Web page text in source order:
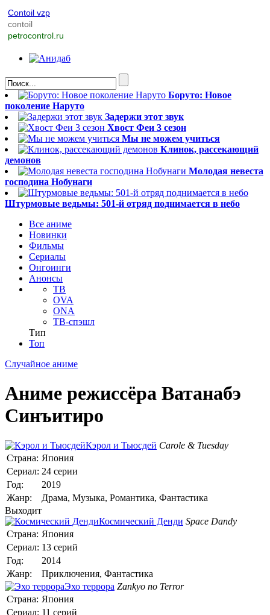
Contoil vzp
contoil
petrocontrol.ru
Боруто: Новое
поколение Наруто
Задержи этот звук
Хвост Феи 3 сезон
Мы не можем учиться
Клинок, рассекающий
демонов
Молодая невеста
господина Нобунаги
Штурмовые ведьмы: 501-й отряд поднимается в небо
Все аниме
Новинки
Фильмы
Сериалы
Онгоинги
Анонсы
ТВ
OVA
ONA
ТВ-спэшл
Тип
Топ
Случайное аниме
Аниме режиссёра Ватанабэ
Синъитиро
Кэрол и Тьюсдей Carole & Tuesday
Страна: Япония
Сериал: 24 серии
Год:
2019
Жанр:
Драма, Музыка, Романтика, Фантастика
Выходит
Космический Денди Space Dandy
Страна: Япония
Сериал: 13 серий
Год:
2014
Жанр:
Приключения, Фантастика
Эхо террора Zankyo no Terror
Страна: Япония
Сериал: 11 серий